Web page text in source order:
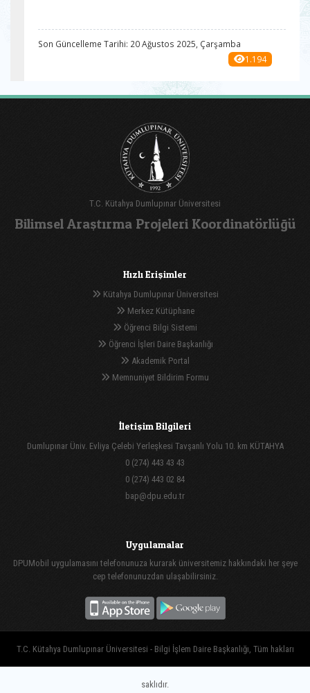
Son Güncelleme Tarihi: 20 Ağustos 2025, Çarşamba
1.194
T.C. Kütahya Dumlupınar Üniversitesi
Bilimsel Araştırma Projeleri Koordinatörlüğü
Hızlı Erişimler
Kütahya Dumlupınar Üniversitesi
Merkez Kütüphane
Öğrenci Bilgi Sistemi
Öğrenci İşleri Daire Başkanlığı
Akademik Portal
Memnuniyet Bildirim Formu
İletişim Bilgileri
Dumlupınar Üniv. Evliya Çelebi Yerleşkesi Tavşanlı Yolu 10. km KÜTAHYA
0 (274) 443 43 43
0 (274) 443 02 84
bap@dpu.edu.tr
Uygulamalar
DPUMobil uygulamasını telefonunuza kurarak üniversitemiz hakkındaki her şeye
cep telefonunuzdan ulaşabilirsiniz.
T.C. Kütahya Dumlupınar Üniversitesi - Bilgi İşlem Daire Başkanlığı, Tüm hakları
saklıdır.